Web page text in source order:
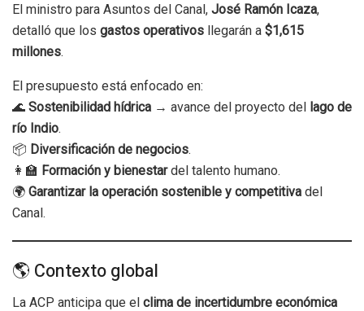
El ministro para Asuntos del Canal, José Ramón Icaza,
detalló que los gastos operativos llegarán a $1,615
millones.
El presupuesto está enfocado en:
🌊 Sostenibilidad hídrica → avance del proyecto del lago de
río Indio.
📦 Diversificación de negocios.
👩‍🏫 Formación y bienestardel talento humano.
🌍 Garantizar la operación sostenible y competitiva del
Canal.
🌎 Contexto global
La ACP anticipa que el clima de incertidumbre económica